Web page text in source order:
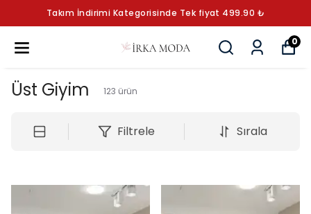
YAZ KOLEKSİYONUNU KEŞFET
0
Üst Giyim 123 ürün
Filtrele Sırala